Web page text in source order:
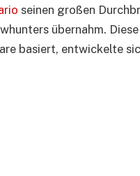
seinen großen
übernahm.
basiert, entwickelte